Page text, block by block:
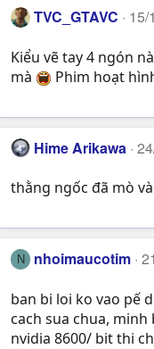
TVC_GTAVC 15/
Kiểu vẽ tay 4 ngón
mà
Phim hoạt
Hime Arikawa
thằng ngốc đã mò
N nhoimaucotim
ban bi loi ko vao pế
cach sua chua,
nvidia 8600/ bit thi